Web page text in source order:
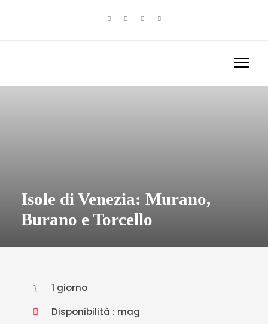
Isole di Venezia: Murano,
Burano e Torcello
1 giorno
Disponibilità : mag